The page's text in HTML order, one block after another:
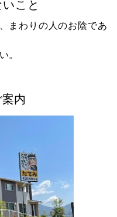
こと
まわりの人のお陰であ
。
内